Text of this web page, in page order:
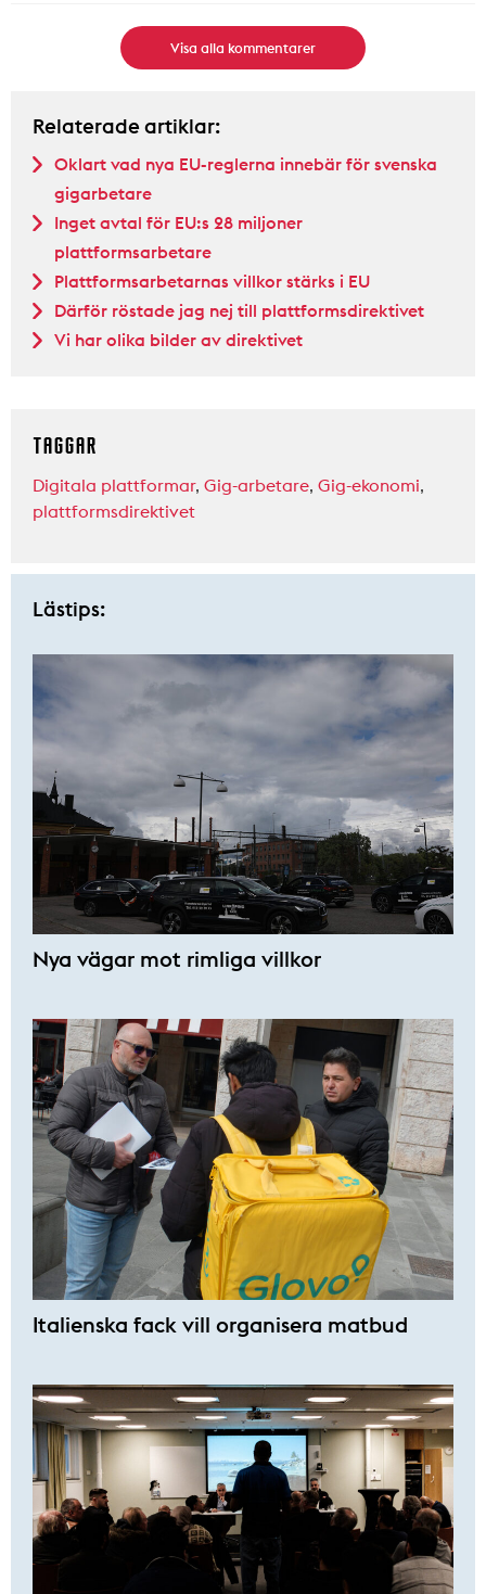
Visa alla kommentarer
Relaterade artiklar:
Oklart vad nya EU-reglerna innebär för svenska
gigarbetare
Inget avtal för EU:s 28 miljoner
plattformsarbetare
Plattformsarbetarnas villkor stärks i EU
Därför röstade jag nej till plattformsdirektivet
Vi har olika bilder av direktivet
TAGGAR
Digitala plattformar, Gig-arbetare, Gig-ekonomi,
plattformsdirektivet
Lästips:
Nya vägar mot rimliga villkor
Italienska fack vill organisera matbud